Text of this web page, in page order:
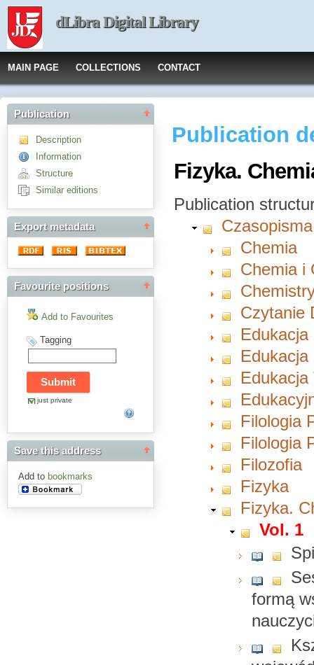
dLibra Digital Library
MAIN PAGE COLLECTIONS CONTACT
Publication
Description
Information
Structure
Similar editions
Export metadata
Favourite positions
Add to Favourites
Tagging
just private
Save this address
Add to bookmarks
Publication
Fizyka.
Publication
Chemia
Chemia i
Czytanie
Filologia
Filologia
Filozofia
Fizyka
Fizyka.
Vol. 1
formą